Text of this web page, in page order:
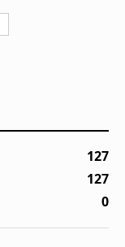
127
127
0